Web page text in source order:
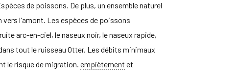
de poissons. De plus, un ensemble naturel
l'amont. Les espèces de poissons
arc-en-ciel, le naseux noir, le naseux rapide,
tout le ruisseau Otter. Les débits minimaux
le risque de migration. empiètement et